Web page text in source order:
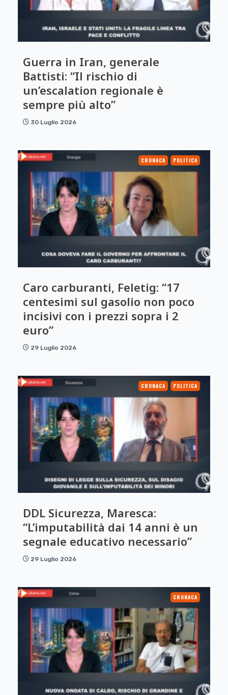
Guerra in Iran, generale
Battisti: “Il rischio di
un’escalation regionale è
sempre più alto”
30 Luglio 2026
CRONACA POLITICA
Caro carburanti, Feletig: “17
centesimi sul gasolio non poco
incisivi con i prezzi sopra i 2
euro”
29 Luglio 2026
CRONACA POLITICA
DDL Sicurezza, Maresca:
“L’imputabilità dai 14 anni è un
segnale educativo necessario”
29 Luglio 2026
CRONACA